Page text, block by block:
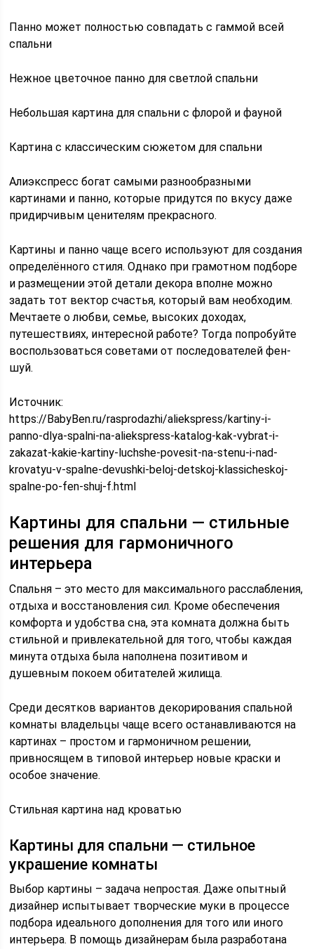
Панно может полностью совпадать с гаммой всей
спальни
Нежное цветочное панно для светлой спальни
Небольшая картина для спальни с флорой и фауной
Картина с классическим сюжетом для спальни
Алиэкспресс богат самыми разнообразными
картинами и панно, которые придутся по вкусу даже
придирчивым ценителям прекрасного.
Картины и панно чаще всего используют для создания
определённого стиля. Однако при грамотном подборе
и размещении этой детали декора вполне можно
задать тот вектор счастья, который вам необходим.
Мечтаете о любви, семье, высоких доходах,
путешествиях, интересной работе? Тогда попробуйте
воспользоваться советами от последователей фен-
шуй.
Источник:
https://BabyBen.ru/rasprodazhi/aliekspress/kartiny-i-
panno-dlya-spalni-na-aliekspress-katalog-kak-vybrat-i-
zakazat-kakie-kartiny-luchshe-povesit-na-stenu-i-nad-
krovatyu-v-spalne-devushki-beloj-detskoj-klassicheskoj-
spalne-po-fen-shuj-f.html
Картины для спальни — стильные
решения для гармоничного
интерьера
Спальня – это место для максимального расслабления,
отдыха и восстановления сил. Кроме обеспечения
комфорта и удобства сна, эта комната должна быть
стильной и привлекательной для того, чтобы каждая
минута отдыха была наполнена позитивом и
душевным покоем обитателей жилища.
Среди десятков вариантов декорирования спальной
комнаты владельцы чаще всего останавливаются на
картинах – простом и гармоничном решении,
привносящем в типовой интерьер новые краски и
особое значение.
Стильная картина над кроватью
Картины для спальни — стильное
украшение комнаты
Выбор картины – задача непростая. Даже опытный
дизайнер испытывает творческие муки в процессе
подбора идеального дополнения для того или иного
интерьера. В помощь дизайнерам была разработана